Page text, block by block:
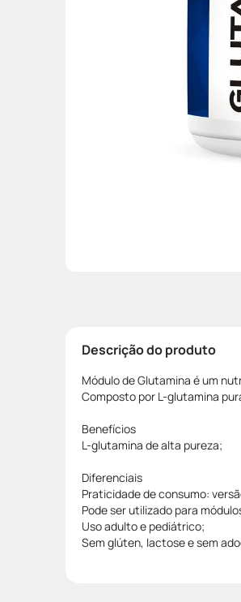
Descrição do produto
Módulo de Glutamina é um
Composto por L-glutamina
Benefícios
L-glutamina de alta pureza;
Diferenciais
Praticidade de consumo:
Pode ser utilizado para
Uso adulto e pediátrico;
Sem glúten, lactose e sem